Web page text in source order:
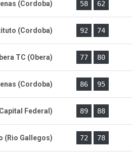
(Cordoba) 58 62
(Cordoba) 92 74
TC (Obera) 77 80
(Cordoba) 86 95
Federal) 89 88
(Rio Gallegos) 72 78